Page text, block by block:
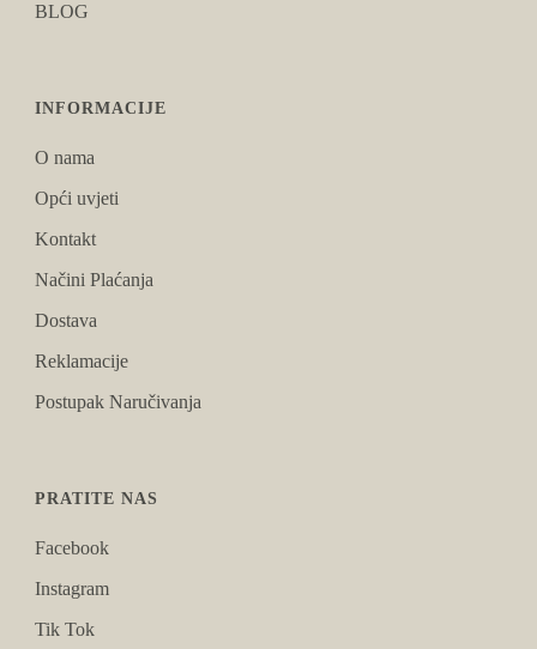
BLOG
INFORMACIJE
O nama
Opći uvjeti
Kontakt
Načini Plaćanja
Dostava
Reklamacije
Postupak Naručivanja
PRATITE NAS
Facebook
Instagram
Tik Tok